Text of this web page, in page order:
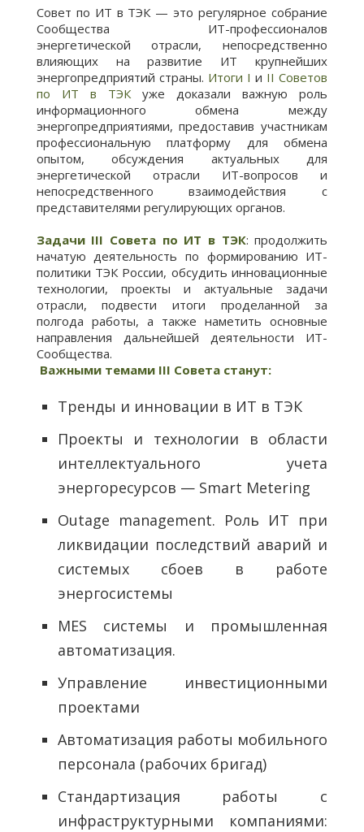
Совет по ИТ в ТЭК — это регулярное собрание
Сообщества ИТ-профессионалов
энергетической отрасли, непосредственно
влияющих на развитие ИТ крупнейших
энергопредприятий страны. Итоги I и II Советов
по ИТ в ТЭК
уже доказали важную роль
информационного обмена между
энергопредприятиями, предоставив участникам
профессиональную платформу для обмена
опытом, обсуждения актуальных для
энергетической отрасли ИТ-вопросов и
непосредственного взаимодействия с
представителями регулирующих органов.
Задачи III Совета по ИТ в ТЭК: продолжить
начатую деятельность по формированию ИТ-
политики ТЭК России, обсудить инновационные
технологии, проекты и актуальные задачи
отрасли, подвести итоги проделанной за
полгода работы, а также наметить основные
направления дальнейшей деятельности ИТ-
Сообщества.
Важными темами III Совета станут:
Тренды и инновации в ИТ в ТЭК
Проекты и технологии в области
интеллектуального учета
энергоресурсов — Smart Metering
Outage management. Роль ИТ при
ликвидации последствий аварий и
системых сбоев в работе
энергосистемы
MES системы и промышленная
автоматизация.
Управление инвестиционными
проектами
Автоматизация работы мобильного
персонала (рабочих бригад)
Стандартизация работы с
инфраструктурными компаниями: